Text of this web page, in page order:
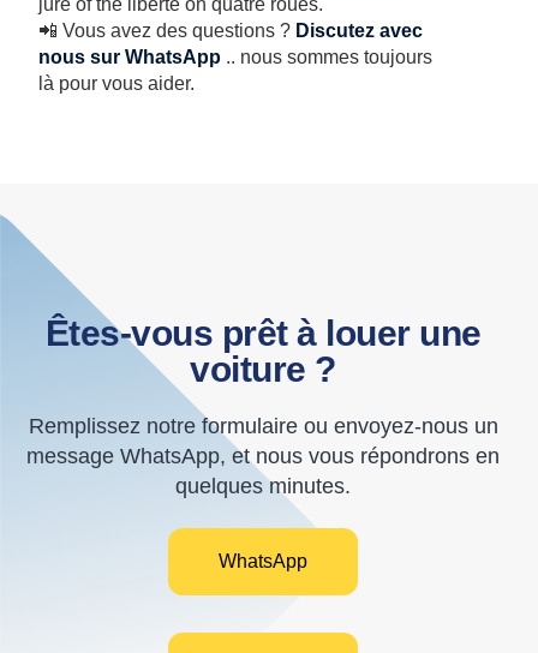
jure of the liberté on quatre roues.
📲 Vous avez des questions ? Discutez avec
nous sur WhatsApp .. nous sommes toujours
là pour vous aider.
Êtes-vous prêt à louer une
voiture ?
Remplissez notre formulaire ou envoyez-nous un
message WhatsApp, et nous vous répondrons en
quelques minutes.
WhatsApp